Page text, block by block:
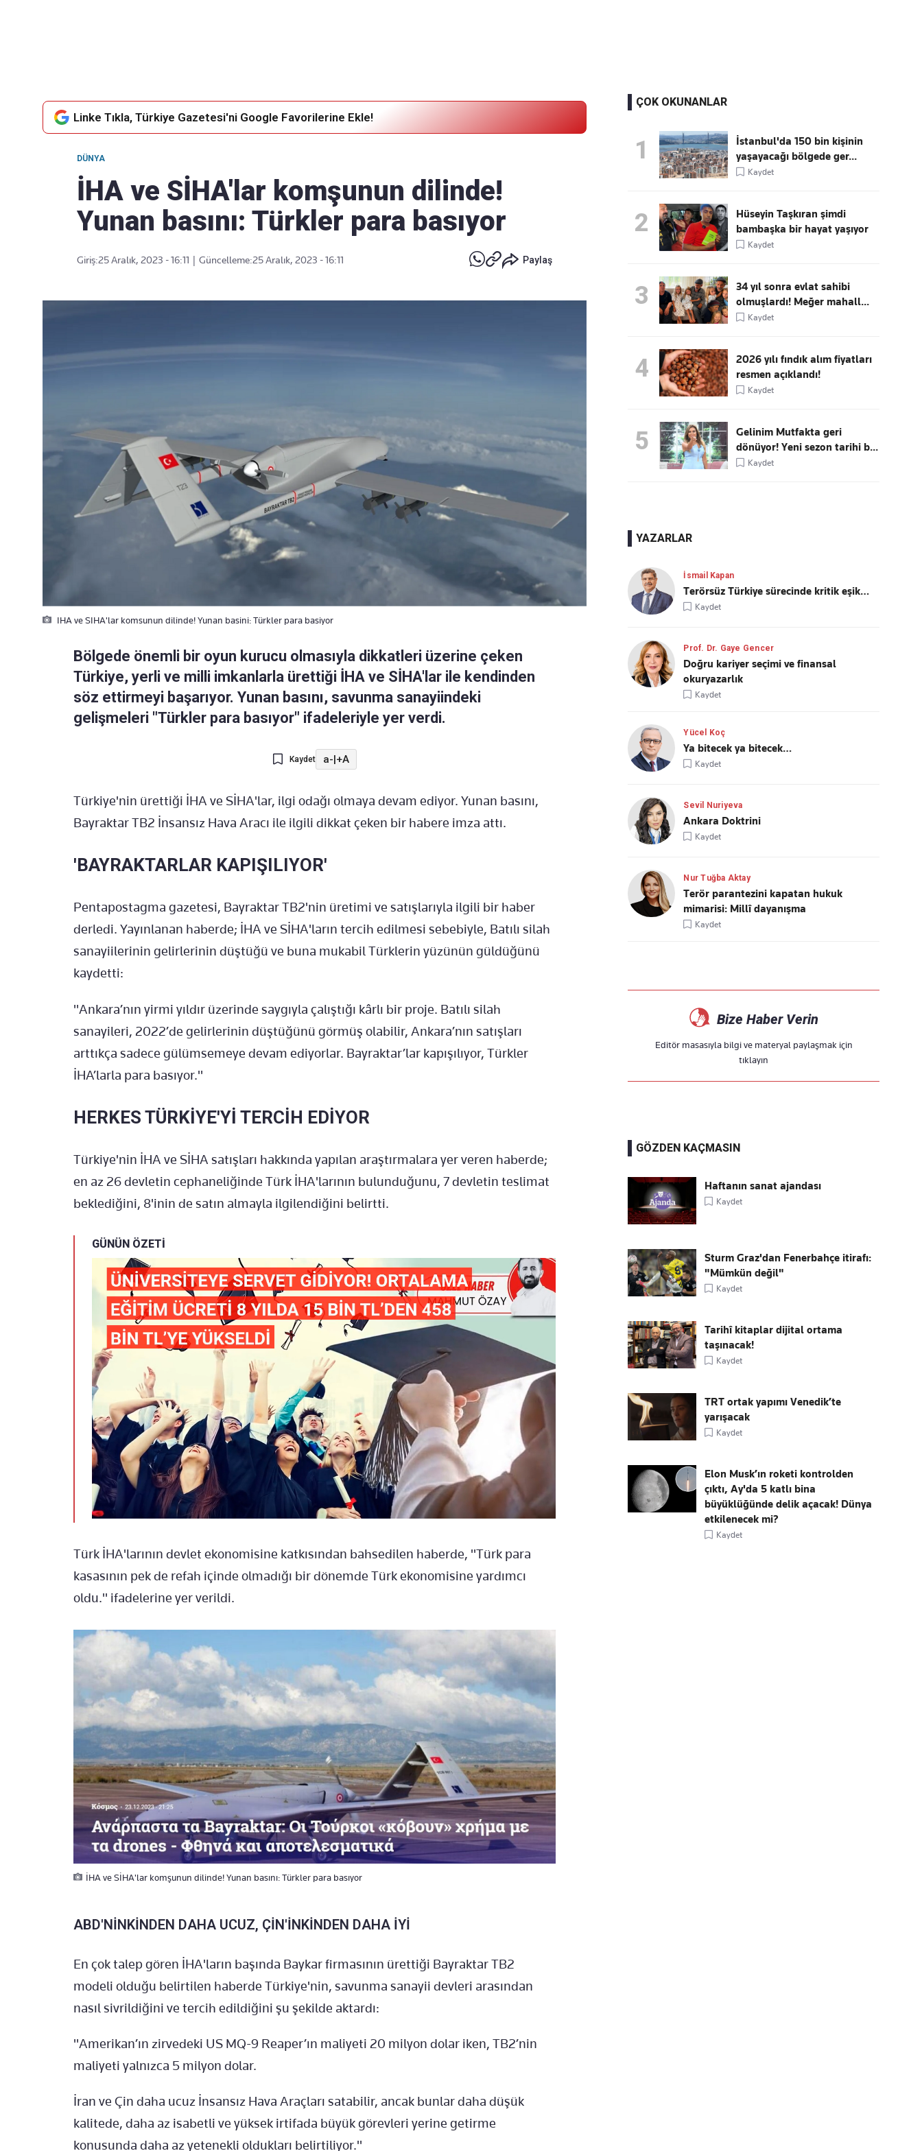
Linke Tıkla, Türkiye Gazetesi'ni Google Favorilerine Ekle!
DÜNYA
İHA ve SİHA'lar komşunun dilinde!
Yunan basını: Türkler para basıyor
Giriş:25 Aralık, 2023 - 16:11 Güncelleme:25 Aralık, 2023 - 16:11 Paylaş
IHA ve SIHA'lar komsunun dilinde! Yunan basini: Türkler para basiyor
Bölgede önemli bir oyun kurucu olmasıyla dikkatleri üzerine çeken
Türkiye, yerli ve milli imkanlarla ürettiği İHA ve SİHA'lar ile kendinden
söz ettirmeyi başarıyor. Yunan basını, savunma sanayiindeki
gelişmeleri "Türkler para basıyor" ifadeleriyle yer verdi.
Kaydet a-|+A
Türkiye'nin ürettiği İHA ve SİHA'lar, ilgi odağı olmaya devam ediyor. Yunan basını,
Bayraktar TB2 İnsansız Hava Aracı ile ilgili dikkat çeken bir habere imza attı.
'BAYRAKTARLAR KAPIŞILIYOR'
Pentapostagma gazetesi, Bayraktar TB2'nin üretimi ve satışlarıyla ilgili bir haber
derledi. Yayınlanan haberde; İHA ve SİHA'ların tercih edilmesi sebebiyle, Batılı silah
sanayiilerinin gelirlerinin düştüğü ve buna mukabil Türklerin yüzünün güldüğünü
kaydetti:
"Ankara’nın yirmi yıldır üzerinde saygıyla çalıştığı kârlı bir proje. Batılı silah
sanayileri, 2022’de gelirlerinin düştüğünü görmüş olabilir, Ankara’nın satışları
arttıkça sadece gülümsemeye devam ediyorlar. Bayraktar’lar kapışılıyor, Türkler
İHA’larla para basıyor."
HERKES TÜRKİYE'Yİ TERCİH EDİYOR
Türkiye'nin İHA ve SİHA satışları hakkında yapılan araştırmalara yer veren haberde;
en az 26 devletin cephaneliğinde Türk İHA'larının bulunduğunu, 7 devletin teslimat
beklediğini, 8'inin de satın almayla ilgilendiğini belirtti.
GÜNÜN ÖZETİ
Türk İHA'larının devlet ekonomisine katkısından bahsedilen haberde, "Türk para
kasasının pek de refah içinde olmadığı bir dönemde Türk ekonomisine yardımcı
oldu." ifadelerine yer verildi.
İHA ve SİHA'lar komşunun dilinde! Yunan basını: Türkler para basıyor
ABD'NİNKİNDEN DAHA UCUZ, ÇİN'İNKİNDEN DAHA İYİ
En çok talep gören İHA'ların başında Baykar firmasının ürettiği Bayraktar TB2
modeli olduğu belirtilen haberde Türkiye'nin, savunma sanayii devleri arasından
nasıl sivrildiğini ve tercih edildiğini şu şekilde aktardı:
"Amerikan’ın zirvedeki US MQ-9 Reaper’ın maliyeti 20 milyon dolar iken, TB2’nin
maliyeti yalnızca 5 milyon dolar.
İran ve Çin daha ucuz İnsansız Hava Araçları satabilir, ancak bunlar daha düşük
kalitede, daha az isabetli ve yüksek irtifada büyük görevleri yerine getirme
konusunda daha az yetenekli oldukları belirtiliyor."
ÇOK OKUNANLAR
1
İstanbul'da 150 bin kişinin
yaşayacağı bölgede ger...
Kaydet
2
Hüseyin Taşkıran şimdi
bambaşka bir hayat yaşıyor
Kaydet
3
34 yıl sonra evlat sahibi
olmuşlardı! Meğer mahall...
Kaydet
4
2026 yılı fındık alım fiyatları
resmen açıklandı!
Kaydet
5
Gelinim Mutfakta geri
dönüyor! Yeni sezon tarihi b...
Kaydet
YAZARLAR
İsmail Kapan
Terörsüz Türkiye sürecinde kritik eşik…
Kaydet
Prof. Dr. Gaye Gencer
Doğru kariyer seçimi ve finansal
okuryazarlık
Kaydet
Yücel Koç
Ya bitecek ya bitecek…
Kaydet
Sevil Nuriyeva
Ankara Doktrini
Kaydet
Nur Tuğba Aktay
Terör parantezini kapatan hukuk
mimarisi: Millî dayanışma
Kaydet
Bize Haber Verin
Editör masasıyla bilgi ve materyal paylaşmak için
tıklayın
GÖZDEN KAÇMASIN
Haftanın sanat ajandası
Kaydet
Sturm Graz'dan Fenerbahçe itirafı:
"Mümkün değil"
Kaydet
Tarihî kitaplar dijital ortama
taşınacak!
Kaydet
TRT ortak yapımı Venedik’te
yarışacak
Kaydet
Elon Musk’ın roketi kontrolden
çıktı, Ay'da 5 katlı bina
büyüklüğünde delik açacak! Dünya
etkilenecek mi?
Kaydet